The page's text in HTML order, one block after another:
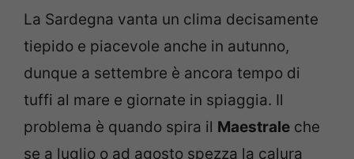
La Sardegna vanta un clima decisamente
tiepido e piacevole anche in autunno,
dunque a settembre è ancora tempo di
tuffi al mare e giornate in spiaggia. Il
problema è quando spira il Maestrale che
se a luglio o ad agosto spezza la calura